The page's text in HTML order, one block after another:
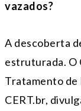
vazados?
A descoberta
estruturada. O
Tratamento de
CERT.br,